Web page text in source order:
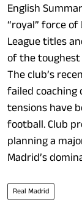
English
“royal” force
League titles
of the
The club’s
failed coaching
tensions have
football. Club
planning a
Madrid’s
Real Madrid